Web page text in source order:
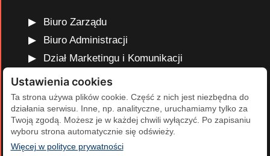
Biuro Zarządu
Biuro Administracji
Dział Marketingu i Komunikacji
Dział Edukacji Olimpijskiej
Dział Finansów i Kadr
Dział Projektów Olimpijskich
Dział Programów Rozwojowych
Ustawienia cookies
Ta strona używa plików cookie. Część z nich jest niezbędna do
działania serwisu. Inne, np. analityczne, uruchamiamy tylko za
Twoją zgodą. Możesz je w każdej chwili wyłączyć. Po zapisaniu
wyboru strona automatycznie się odświeży.
Więcej w polityce prywatności(otwiera się w nowej karcie)